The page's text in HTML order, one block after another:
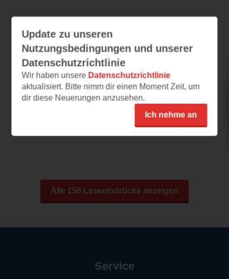
Leseeindrücke
Weiterleben
28.07.2026 – 12:19
Rührende Geschichte
Der Schreibstil des Romans ist flüssig und
leicht verständlich. Der Autor beschreibt die...
Alle 156 Leseeindrücke anzeigen
Update zu unseren
Nutzungsbedingungen und unserer
Datenschutzrichtlinie
Wir haben unsere Datenschutzrichtlinie
aktualisiert. Bitte nimm dir einen Moment Zeit, um
dir diese Neuerungen anzusehen.
Ich nehme an
Service